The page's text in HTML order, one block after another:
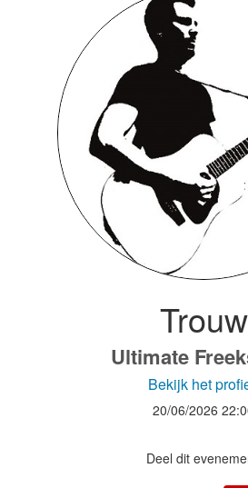
Trouw
Ultimate
Bekijk het
20/06/2026
Deel dit